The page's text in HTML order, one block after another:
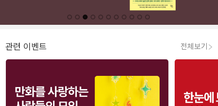
관련 이벤트 전체보기